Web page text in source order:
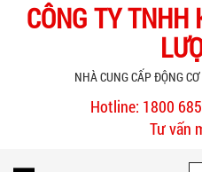
CÔNG TY TNHH
NHÀ CUNG CẤP ĐỘNG
Hotline: 1800
Tư vấn